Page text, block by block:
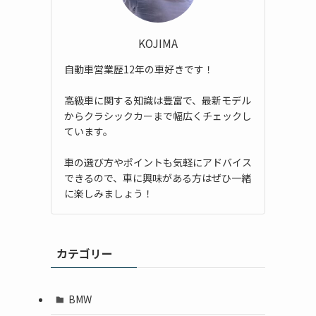
KOJIMA
自動車営業歴12年の車好きです！
高級車に関する知識は豊富で、最新モデル
からクラシックカーまで幅広くチェックし
ています。
車の選び方やポイントも気軽にアドバイス
できるので、車に興味がある方はぜひ一緒
に楽しみましょう！
カテゴリー
BMW